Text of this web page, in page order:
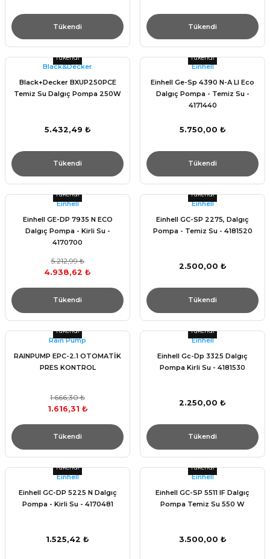
Tükendi Tükendi
Tükendi
Black&Decker
Black+Decker BXUP250PCE
Temiz Su Dalgıç Pompa 250W
5.432,49 ₺
Tükendi
Tükendi
Einhell
Einhell Ge-Sp 4390 N-A Ll Eco
Dalgıç Pompa - Temiz Su -
4171440
5.750,00 ₺
Tükendi
Tükendi
Einhell
Einhell GE-DP 7935 N ECO
Dalgıç Pompa - Kirli Su -
4170700
5.212,99 ₺
4.938,62 ₺
Tükendi
Tükendi
Einhell
Einhell GC-SP 2275, Dalgıç
Pompa - Temiz Su - 4181520
2.500,00 ₺
Tükendi
Tükendi
Raın Pump
RAINPUMP EPC-2.1 OTOMATİK
PRES KONTROL
1.666,30 ₺
1.616,31 ₺
Tükendi
Tükendi
Einhell
Einhell Gc-Dp 3325 Dalgıç
Pompa Kirli Su - 4181530
2.250,00 ₺
Tükendi
Tükendi
Einhell
Einhell GC-DP 5225 N Dalgıç
Pompa - Kirli Su - 4170481
1.525,42 ₺
Tükendi
Einhell
Einhell GC-SP 5511 IF Dalgıç
Pompa Temiz Su 550 W
3.500,00 ₺